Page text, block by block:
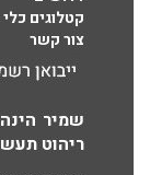
קטלוגים
צור קשר
שמיר
ריהוט